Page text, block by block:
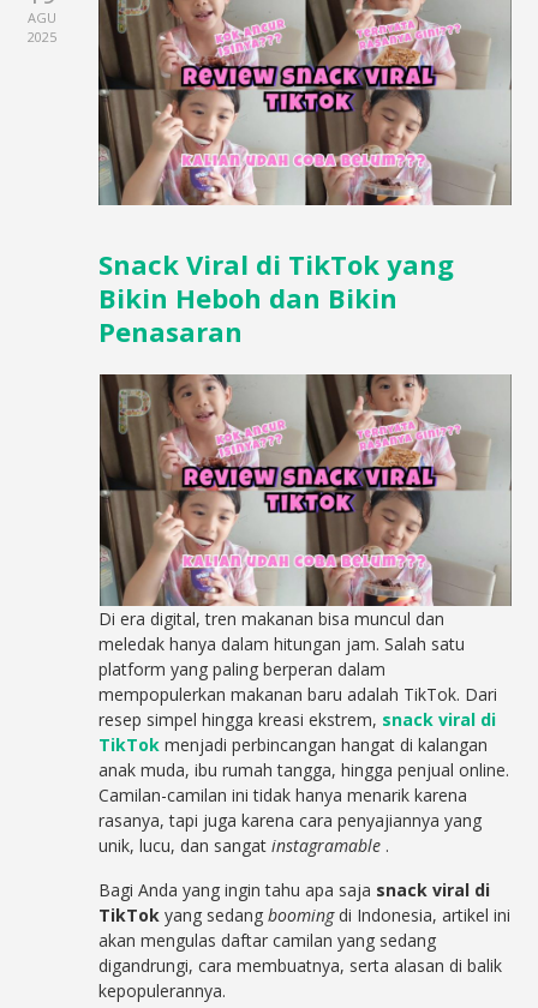
AGU
2025
Snack Viral di TikTok yang
Bikin Heboh dan Bikin
Penasaran
Di era digital, tren makanan bisa muncul dan
meledak hanya dalam hitungan jam. Salah satu
platform yang paling berperan dalam
mempopulerkan makanan baru adalah TikTok. Dari
resep simpel hingga kreasi ekstrem, snack viral di
TikTok menjadi perbincangan hangat di kalangan
anak muda, ibu rumah tangga, hingga penjual online.
Camilan-camilan ini tidak hanya menarik karena
rasanya, tapi juga karena cara penyajiannya yang
unik, lucu, dan sangatinstagramable .
Bagi Anda yang ingin tahu apa saja snack viral di
TikTokyang sedangbooming di Indonesia, artikel ini
akan mengulas daftar camilan yang sedang
digandrungi, cara membuatnya, serta alasan di balik
kepopulerannya.